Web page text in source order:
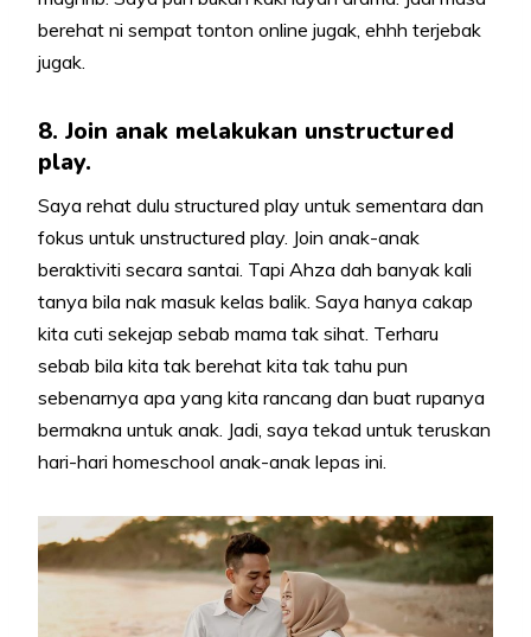
berehat ni sempat tonton online jugak, ehhh terjebak
jugak.
8. Join anak melakukan unstructured
play.
Saya rehat dulu structured play untuk sementara dan
fokus untuk unstructured play. Join anak-anak
beraktiviti secara santai. Tapi Ahza dah banyak kali
tanya bila nak masuk kelas balik. Saya hanya cakap
kita cuti sekejap sebab mama tak sihat. Terharu
sebab bila kita tak berehat kita tak tahu pun
sebenarnya apa yang kita rancang dan buat rupanya
bermakna untuk anak. Jadi, saya tekad untuk teruskan
hari-hari homeschool anak-anak lepas ini.